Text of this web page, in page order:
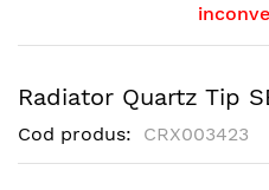
Radiator Quartz Tip
Cod produs CRX003423